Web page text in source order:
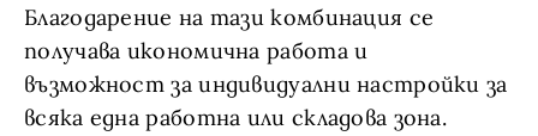
Благодарение на тази комбинация се
получава икономична работа и
възможност за индивидуални настройки за
всяка една работна или складова зона.